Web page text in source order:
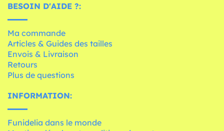
BESOIN D'AIDE ?:
Ma commande
Articles & Guides des tailles
Envois & Livraison
Retours
Plus de questions
INFORMATION:
Funidelia dans le monde